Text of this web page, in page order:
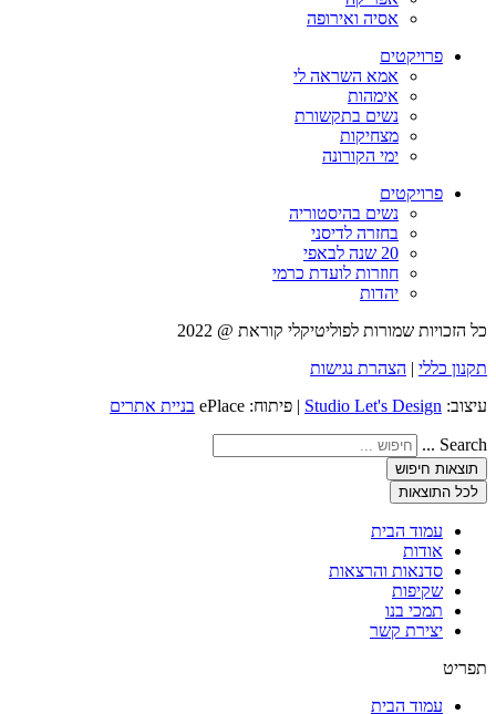
אסיה ואירופה
פרויקטים
אמא השראה לי
אימהות
נשים בתקשורת
מצחיקות
ימי הקורונה
פרויקטים
נשים בהיסטוריה
בחזרה לדיסני
20 שנה לבאפי
חוזרות לועדת כרמי
יהדות
כל הזכויות שמורות לפוליטיקלי קוראת @ 2022
תקנון כללי | הצהרת נגישות
עיצוב: Studio Let's Design | פיתוח: ePlace בניית אתרים
Search ...
תוצאות חיפוש
לכל התוצאות
עמוד הבית
אודות
סדנאות והרצאות
שקיפות
תמכי בנו
יצירת קשר
תפריט
עמוד הבית